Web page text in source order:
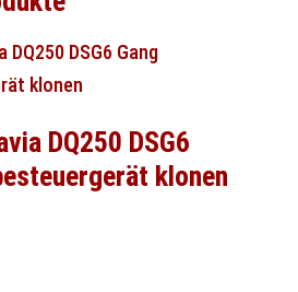
DQ250 DSG6
klonen